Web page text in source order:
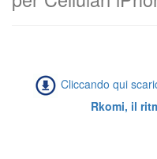
Cliccando qui
Rkomi, il